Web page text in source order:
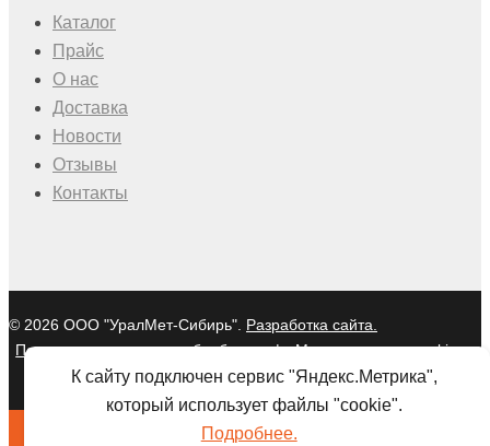
Каталог
Прайс
О нас
Доставка
Новости
Отзывы
Контакты
© 2026 ООО "УралМет-Сибирь". Разработка сайта.
Политика в отношении обработки
персональных данных
|
Мы используем cookies и
Яндекс Метрику
К сайту подключен сервис "Яндекс.Метрика",
который использует файлы "cookie".
Подробнее.